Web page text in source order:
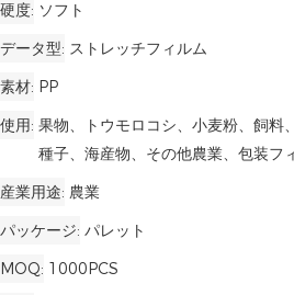
硬度 ソフト
データ型 ストレッチフィルム
素材 PP
使用 果物、トウモロコシ、小麦粉、飼料
種子、海産物、その他農業、包装フ
産業用途 農業
パッケージ パレット
MOQ 1000PCS